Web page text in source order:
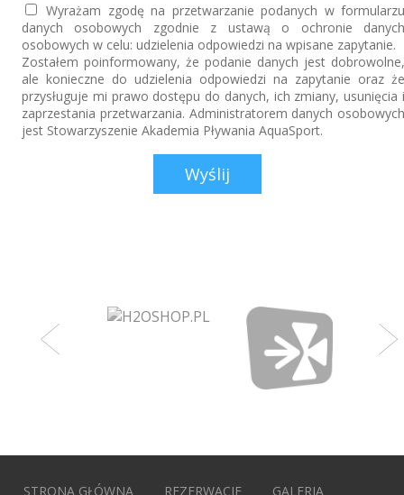
Wyrażam zgodę na przetwarzanie podanych w
danych osobowych zgodnie z ustawą o ochronie
osobowych w celu: udzielenia odpowiedzi na wpisane zapytanie.
Zostałem poinformowany, że podanie danych jest
ale konieczne do udzielenia odpowiedzi na zapytanie oraz
przysługuje mi prawo dostępu do danych, ich zmiany, usunięcia
zaprzestania przetwarzania. Administratorem danych
jest Stowarzyszenie Akademia Pływania AquaSport.
STRONA GŁÓWNA REZERWACJE GALERIA